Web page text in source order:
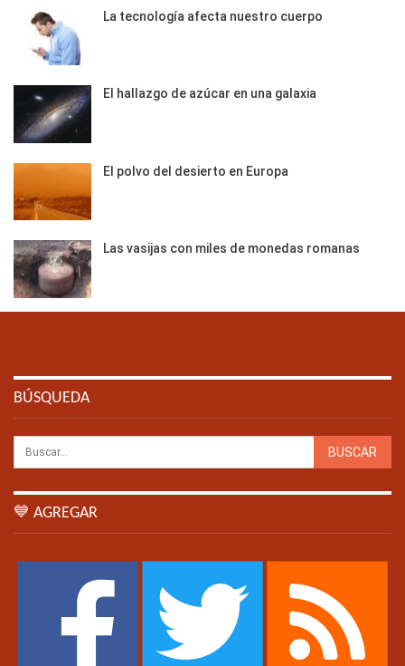
La tecnología afecta nuestro cuerpo
El hallazgo de azúcar en una galaxia
El polvo del desierto en Europa
Las vasijas con miles de monedas romanas
BÚSQUEDA
💙 AGREGAR